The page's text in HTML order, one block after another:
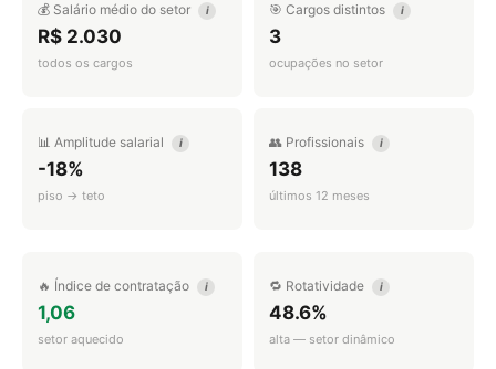
💰 Salário médio do setor i
R$ 2.030
todos os cargos
🎯 Cargos distintos i
3
ocupações no setor
📊 Amplitude salarial i
-18%
piso → teto
👥 Profissionais i
138
últimos 12 meses
🔥 Índice de contratação i
1,06
setor aquecido
🔁 Rotatividade i
48.6%
alta — setor dinâmico